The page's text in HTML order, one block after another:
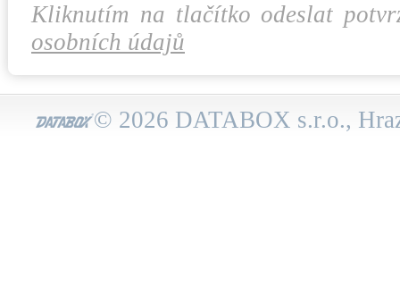
Kliknutím na tlačítko odeslat
osobních údajů
© 2026 DATABOX s.r.o.,